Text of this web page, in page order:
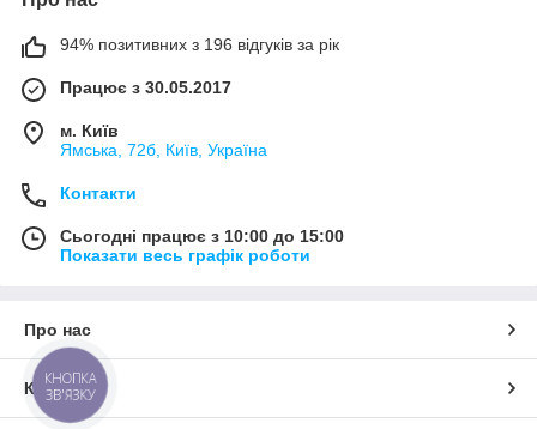
94% позитивних з 196 відгуків за рік
Працює з 30.05.2017
м. Київ
Ямська, 72б, Київ, Україна
Контакти
Сьогодні працює з 10:00 до 15:00
Показати весь графік роботи
Про нас
Контакти
КНОПКА
ЗВ'ЯЗКУ